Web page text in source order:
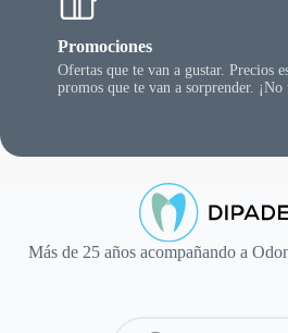
Promociones
Ofertas que te van a gustar. Precios
promos que te van a sorprender. ¡No
Más de 25 años acompañando a